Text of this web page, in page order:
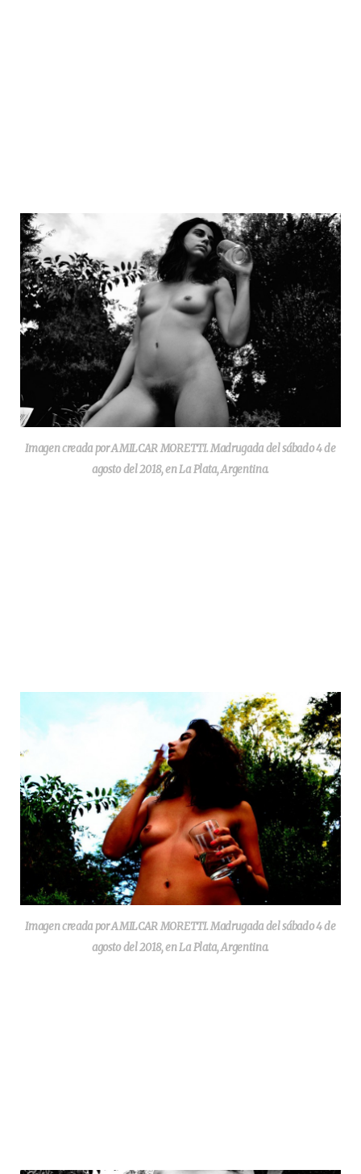
Imagen creada por AMILCAR MORETTI. Madrugada del sábado 4 de
agosto del 2018, en La Plata, Argentina.
Imagen creada por AMILCAR MORETTI. Madrugada del sábado 4 de
agosto del 2018, en La Plata, Argentina.